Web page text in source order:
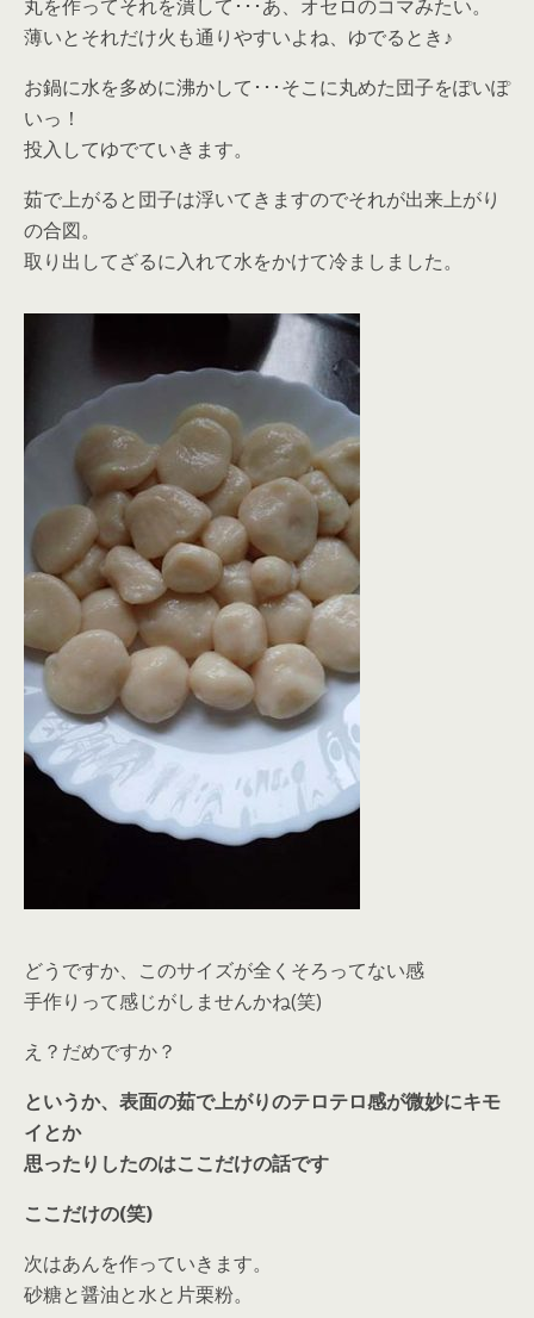
丸を作ってそれを潰して･･･あ、オセロのコマみたい。
薄いとそれだけ火も通りやすいよね、ゆでるとき♪
お鍋に水を多めに沸かして･･･そこに丸めた団子をぽいぽ
いっ！
投入してゆでていきます。
茹で上がると団子は浮いてきますのでそれが出来上がり
の合図。
取り出してざるに入れて水をかけて冷ましました。
どうですか、このサイズが全くそろってない感
手作りって感じがしませんかね(笑)
え？だめですか？
というか、表面の茹で上がりのテロテロ感が微妙にキモ
イとか
思ったりしたのはここだけの話です
ここだけの(笑)
次はあんを作っていきます。
砂糖と醤油と水と片栗粉。